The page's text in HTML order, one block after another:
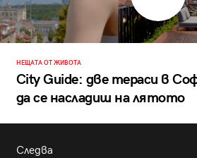
НЕЩАТА ОТ ЖИВОТА
City Guide: две тераси в
да се насладиш на лятото
Следва